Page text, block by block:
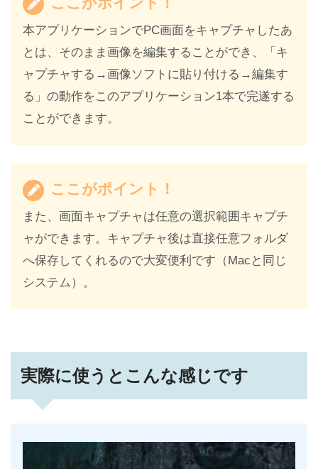
本アプリケーションでPC画面をキャプチャしたあ
とは、そのまま画像を編集することができ、「キ
ャプチャする→画像ソフトに貼り付ける→編集す
る」の動作をこのアプリケーション1本で完遂する
ことができます。
ここがポイント！
また、画面キャプチャは任意の選択範囲キャプチ
ャができます。キャプチャ後は直接任意フォルダ
へ保存してくれるので大変便利です（Macと同じ
システム）。
実際に使うとこんな感じです